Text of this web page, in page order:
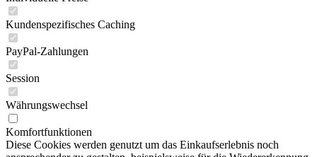
Kundenspezifisches Caching
PayPal-Zahlungen
Session
Währungswechsel
Komfortfunktionen
Diese Cookies werden genutzt um das Einkaufserlebnis noch